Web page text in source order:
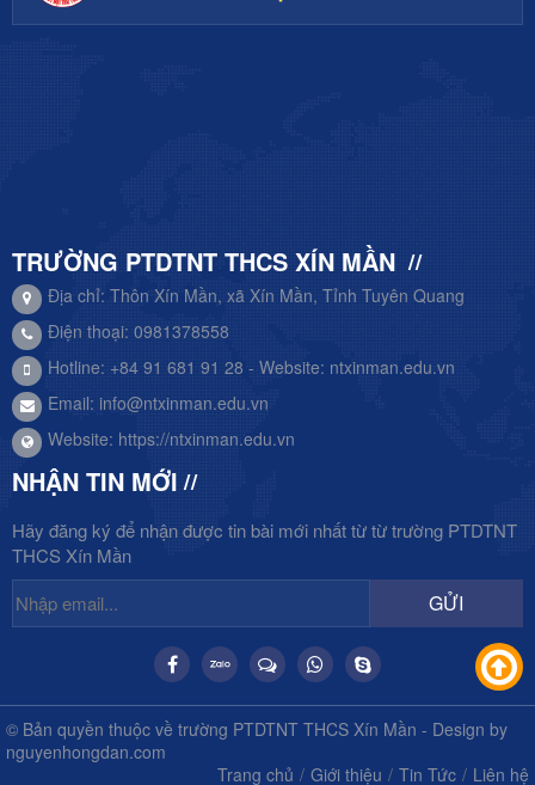
TRƯỜNG PTDTNT THCS XÍN MẦN
Địa chỉ: Thôn Xín Mần, xã Xín Mần, Tỉnh Tuyên Quang
Điện thoại: 0981378558
Hotline: +84 91 681 91 28 - Website: ntxinman.edu.vn
Email: info@ntxinman.edu.vn
Website: https://ntxinman.edu.vn
NHẬN TIN MỚI
Hãy đăng ký để nhận được tin bài mới nhất từ từ trường PTDTNT
THCS Xín Mần
GỬI
© Bản quyền thuộc về trường PTDTNT THCS Xín Mần - Design by
nguyenhongdan.com
Trang chủ
Giới thiệu Tin Tức Liên hệ